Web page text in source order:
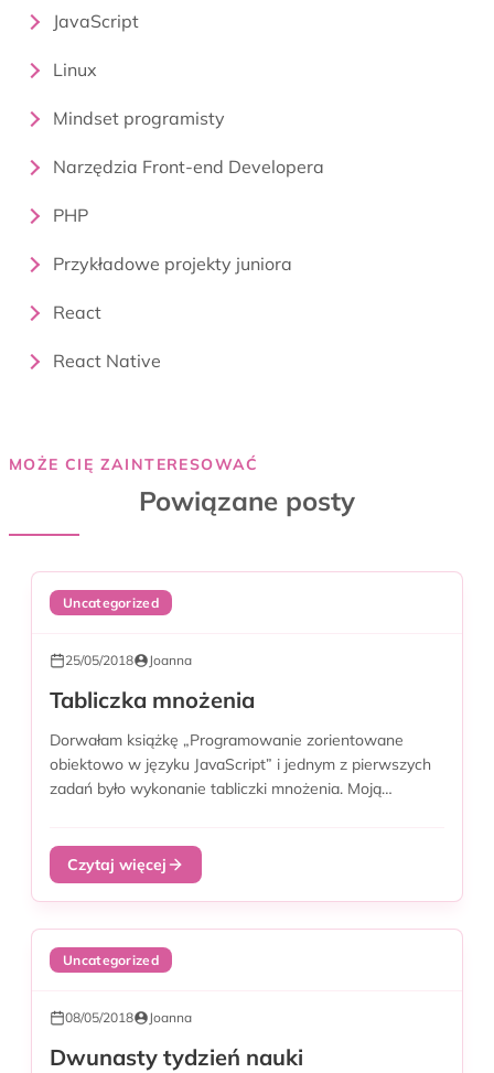
JavaScript
Linux
Mindset programisty
Narzędzia Front-end Developera
PHP
Przykładowe projekty juniora
React
React Native
MOŻE CIĘ ZAINTERESOWAĆ
Powiązane posty
Uncategorized
25/05/2018 Joanna
Tabliczka mnożenia
Dorwałam książkę „Programowanie zorientowane
obiektowo w języku JavaScript” i jednym z pierwszych
zadań było wykonanie tabliczki mnożenia. Moją
Czytaj więcej
Uncategorized
08/05/2018 Joanna
Dwunasty tydzień nauki